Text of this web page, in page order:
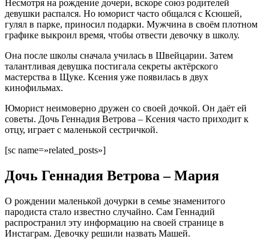
Несмотря на рождение дочери, вскоре союз родителей
девушки распался. Но юморист часто общался с Ксюшей,
гулял в парке, приносил подарки. Мужчина в своём плотном
графике выкроил время, чтобы отвести девочку в школу.
Она после школы сначала училась в Швейцарии. Затем
талантливая девушка постигала секреты актёрского
мастерства в Щуке. Ксения уже появилась в двух
кинофильмах.
Юморист неимоверно дружен со своей дочкой. Он даёт ей
советы. Дочь Геннадия Ветрова – Ксения часто приходит к
отцу, играет с маленькой сестричкой.
[sc name=»related_posts»]
Дочь Геннадия Ветрова – Мария
О рождении маленькой дочурки в семье знаменитого
пародиста стало известно случайно. Сам Геннадий
распространил эту информацию на своей странице в
Инстаграм. Девочку решили назвать Машей.